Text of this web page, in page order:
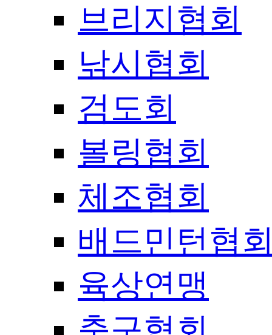
브리지협회
낚시협회
검도회
볼링협회
체조협회
배드민턴협
육상연맹